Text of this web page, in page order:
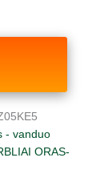
- vanduo
ORAS-